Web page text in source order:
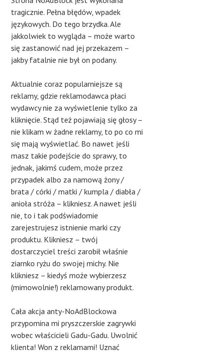
tragicznie. Pełna błędów, wpadek
językowych. Do tego brzydka. Ale
jakkolwiek to wygląda – może warto
się zastanowić nad jej przekazem –
jakby fatalnie nie był on podany.
Aktualnie coraz popularniejsze są
reklamy, gdzie reklamodawca płaci
wydawcy nie za wyświetlenie tylko za
kliknięcie. Stąd też pojawiają się głosy –
nie klikam w żadne reklamy, to po co mi
się mają wyświetlać. Bo nawet jeśli
masz takie podejście do sprawy, to
jednak, jakimś cudem, może przez
przypadek albo za namową żony /
brata / córki / matki / kumpla / diabła /
anioła stróża – klikniesz. A nawet jeśli
nie, to i tak podświadomie
zarejestrujesz istnienie marki czy
produktu. Klikniesz – twój
dostarczyciel treści zarobił właśnie
ziarnko ryżu do swojej michy. Nie
klikniesz – kiedyś może wybierzesz
(mimowolnie!) reklamowany produkt.
Cała akcja anty-NoAdBlockowa
przypomina mi pryszczerskie zagrywki
wobec właścicieli Gadu-Gadu. Uwolnić
klienta! Won z reklamami! Uznać